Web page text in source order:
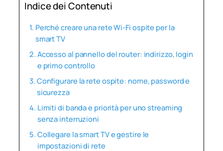
Indice dei Contenuti
Perché creare una rete Wi‑Fi ospite per la
smart TV
Accesso al pannello del router: indirizzo, login
e primo controllo
Configurare la rete ospite: nome, password e
sicurezza
Limiti di banda e priorità per uno streaming
senza interruzioni
Collegare la smart TV e gestire le
impostazioni di rete